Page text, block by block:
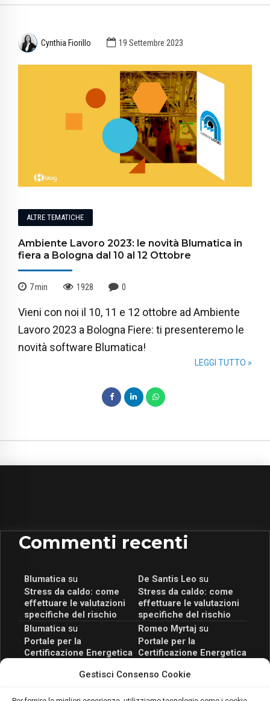
Gestisci Consenso Cookie
Cynthia Fiorillo 19 Settembre 2023
ALTRE TEMATICHE
Ambiente Lavoro 2023: le novità Blumatica in
fiera a Bologna dal 10 al 12 Ottobre
7min 1928 0
Vieni con noi il 10, 11 e 12 ottobre ad Ambiente
Lavoro 2023 a Bologna Fiere: ti presenteremo le
novità software Blumatica!
LEGGI TUTTO »
Commenti recenti
Blumaticasu
Stress da caldo: come
effettuare le valutazioni
specifiche del rischio
De Santis Leo su
Stress da caldo: come
effettuare le valutazioni
specifiche del rischio
Blumaticasu
Portale per la
Certificazione Energetica
scopri il Corso Blumatica
Romeo Myrtaj su
Portale per la
Certificazione Energetica
scopri il Corso Blumatica